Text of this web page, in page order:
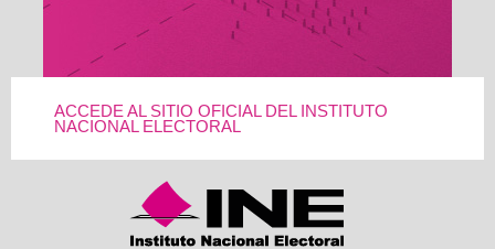
ACCEDE AL SITIO OFICIAL DEL INSTITUTO
NACIONAL ELECTORAL